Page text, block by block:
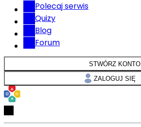
Polecaj serwis
Quizy
Blog
Forum
STWÓRZ KONTO
ZALOGUJ SIĘ